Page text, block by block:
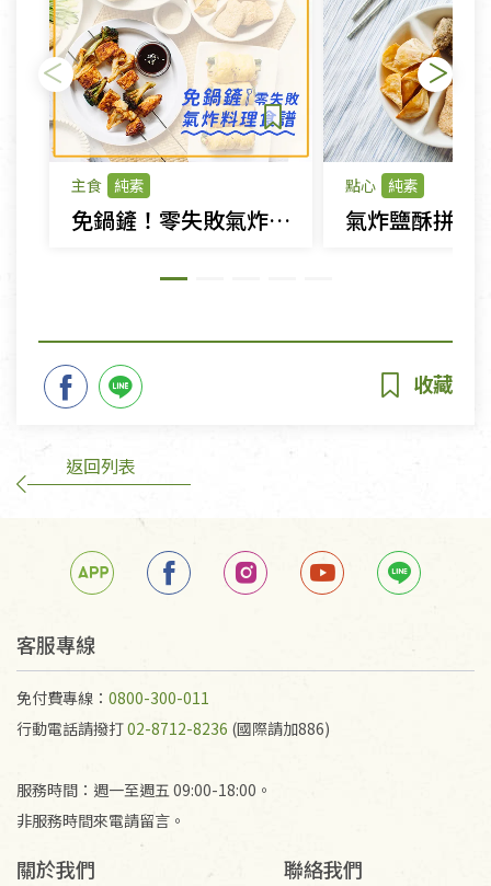
主食 純素
免鍋鏟！零失敗氣炸料理食譜
點心 純素
氣炸鹽酥拼盤
返回列表
客服專線
免付費專線： 0800-300-011
行動電話請撥打02-8712-8236 (國際請加886)
服務時間：週一至週五 09:00-18:00。
非服務時間來電請留言。
關於我們 聯絡我們